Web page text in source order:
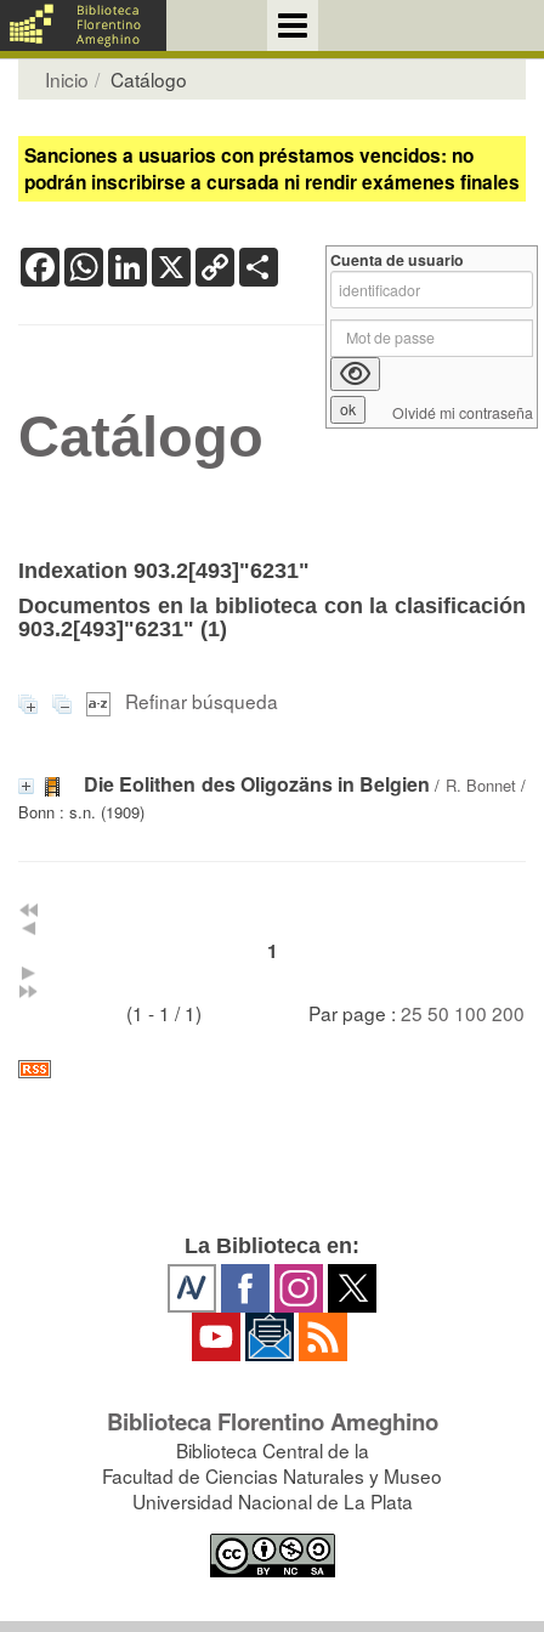
Inicio Catálogo
Sanciones a usuarios con préstamos vencidos: no
podrán inscribirse a cursada ni rendir exámenes finales
FacebookWhatsApp
LinkedIn
X Copy
Link
Catálogo
Indexation 903.2[493]"6231"
Documentos en la biblioteca con la clasificación
903.2[493]"6231" (1)
Refinar búsqueda
Die Eolithen des Oligozäns in Belgien / R. Bonnet/
Bonn : s.n. (1909)
1
(1 - 1 / 1) Par page : 25 50 100 200
Cuenta de usuario
Olvidé mi contraseña
La Biblioteca en:
Biblioteca Florentino Ameghino
Biblioteca Central de la
Facultad de Ciencias Naturales y Museo
Universidad Nacional de La Plata